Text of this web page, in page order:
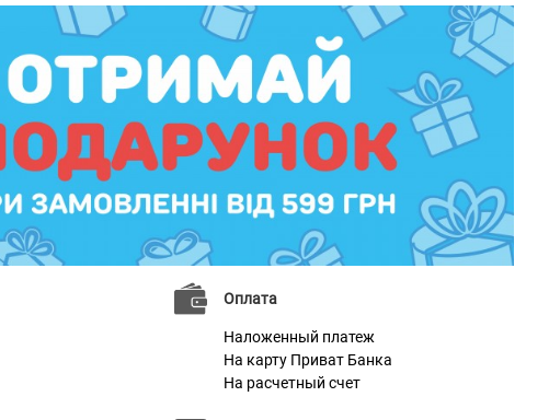
Оплата
Наложенный платеж
На карту Приват Банка
На расчетный счет